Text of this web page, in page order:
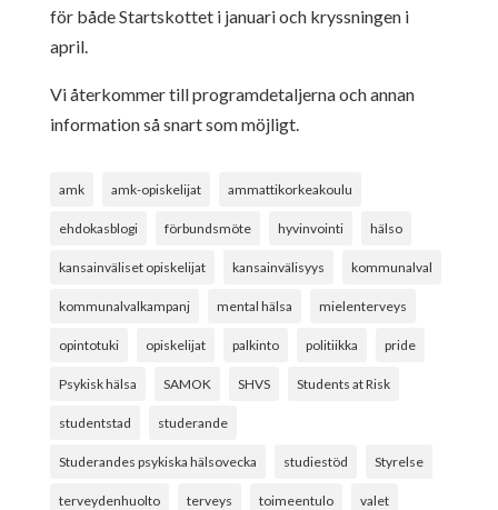
för både Startskottet i januari och kryssningen i
april.
Vi återkommer till programdetaljerna och annan
information så snart som möjligt.
amk amk-opiskelijat ammattikorkeakoulu
ehdokasblogi förbundsmöte hyvinvointi hälso
kansainväliset opiskelijat kansainvälisyys kommunalval
kommunalvalkampanj mental hälsa mielenterveys
opintotuki opiskelijat palkinto politiikka pride
Psykisk hälsa SAMOK SHVS Students at Risk
studentstad studerande
Studerandes psykiska hälsovecka studiestöd Styrelse
terveydenhuolto terveys toimeentulo valet